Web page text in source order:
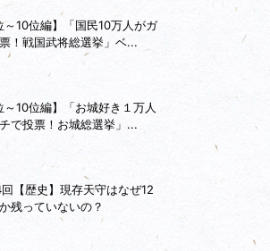
～10位編】「国民10万人がガ
！戦国武将総選挙」ベ...
～10位編】「お城好き１万人
で投票！お城総選挙」...
【歴史】現存天守はなぜ12
残っていないの？